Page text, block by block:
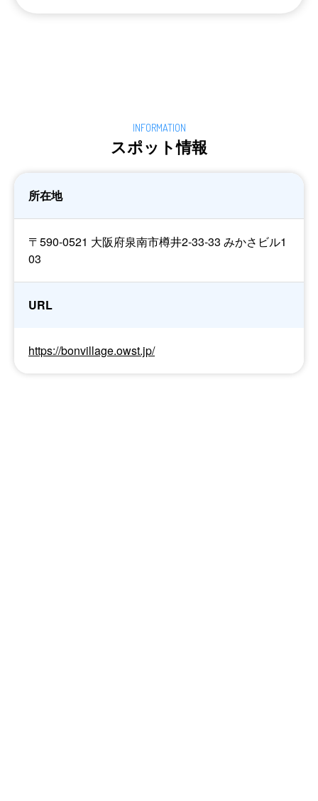
スポット情報
所在地
〒590-0521 大阪府泉南市樽井2-33-33 みかさビル1
03
URL
https://bonvillage.owst.jp/